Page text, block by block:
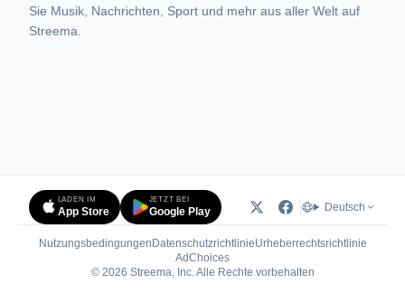
Sie Musik, Nachrichten, Sport und mehr aus aller Welt auf
Streema.
LADEN IM
App Store
JETZT BEI
Google Play Deutsch
Nutzungsbedingungen DatenschutzrichtlinieUrheberrechtsrichtlinie
AdChoices(öffnet in neuem Tab)
© 2026 Streema, Inc. Alle Rechte vorbehalten